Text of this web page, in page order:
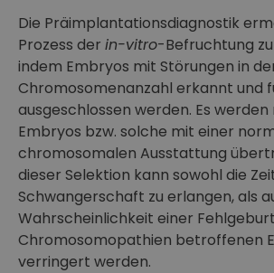
Die Präimplantationsdiagnostik
Prozess der in-vitro-Befruchtung
indem Embryos mit Störungen in
Chromosomenanzahl erkannt und
ausgeschlossen werden. Es
Embryos bzw. solche mit einer
chromosomalen Ausstattung
dieser Selektion kann sowohl die
Schwangerschaft zu erlangen, als
Wahrscheinlichkeit einer
Chromosomopathien betroffenen
verringert werden.